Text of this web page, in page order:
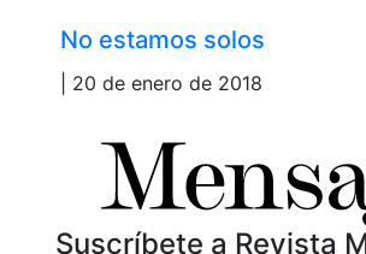
No estamos solos
| 20 de enero de 2018
Suscríbete a Revista